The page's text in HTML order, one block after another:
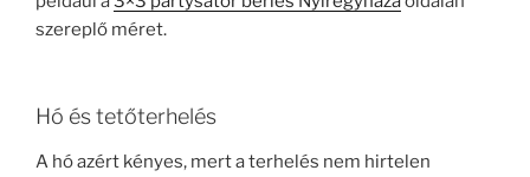
szereplő méret.
Hó és tetőterhelés
A hó azért kényes, mert a terhelés nem hirtelen